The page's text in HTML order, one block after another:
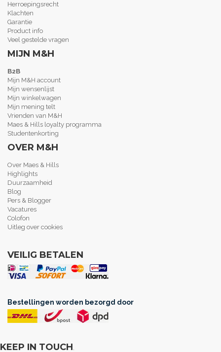
Herroepingsrecht
Klachten
Garantie
Product info
Veel gestelde vragen
MIJN M&H
B2B
Mijn M&H account
Mijn wensenlijst
Mijn winkelwagen
Mijn mening telt
Vrienden van M&H
Maes & Hills loyalty programma
Studentenkorting
OVER M&H
Over Maes & Hills
Highlights
Duurzaamheid
Blog
Pers & Blogger
Vacatures
Colofon
Uitleg over cookies
VEILIG BETALEN
Bestellingen worden bezorgd door
KEEP IN TOUCH.